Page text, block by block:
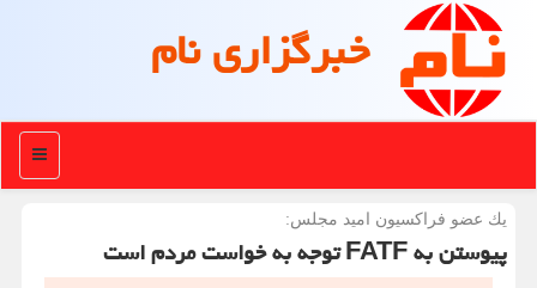
خبرگزاری نام
منو
یك عضو فراكسیون امید مجلس:
پیوستن به FATF توجه به خواست مردم است